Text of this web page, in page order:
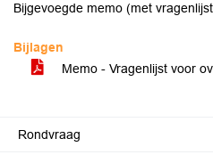
Bijgevoegde memo (met
Bijlagen
Memo - Vragenlijst voor
Rondvraag